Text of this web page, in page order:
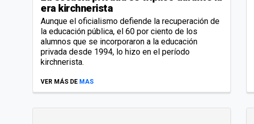
era kirchnerista
Aunque el oficialismo defiende la recuperación de
la educación pública, el 60 por ciento de los
alumnos que se incorporaron a la educación
privada desde 1994, lo hizo en el período
kirchnerista.
VER MÁS DE MAS